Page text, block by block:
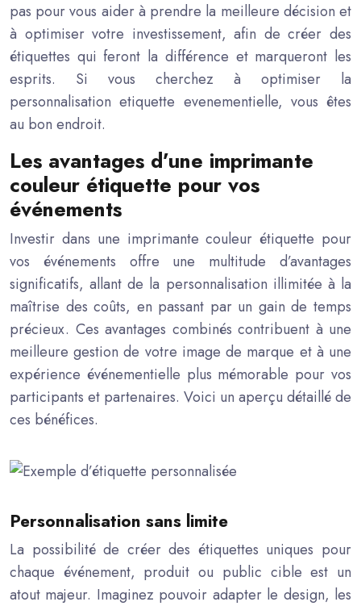
pas pour vous aider à prendre la meilleure décision et
à optimiser votre investissement, afin de créer des
étiquettes qui feront la différence et marqueront les
esprits. Si vous cherchez à optimiser la
personnalisation etiquette evenementielle, vous êtes
au bon endroit.
Les avantages d’une imprimante
couleur étiquette pour vos
événements
Investir dans une imprimante couleur étiquette pour
vos événements offre une multitude d’avantages
significatifs, allant de la personnalisation illimitée à la
maîtrise des coûts, en passant par un gain de temps
précieux. Ces avantages combinés contribuent à une
meilleure gestion de votre image de marque et à une
expérience événementielle plus mémorable pour vos
participants et partenaires. Voici un aperçu détaillé de
ces bénéfices.
Personnalisation sans limite
La possibilité de créer des étiquettes uniques pour
chaque événement, produit ou public cible est un
atout majeur. Imaginez pouvoir adapter le design, les